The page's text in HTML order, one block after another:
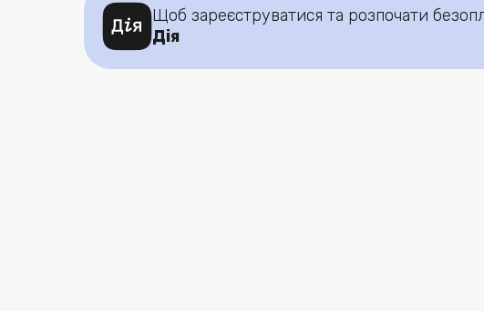
Щоб зареєструватися та розпочати
Дія